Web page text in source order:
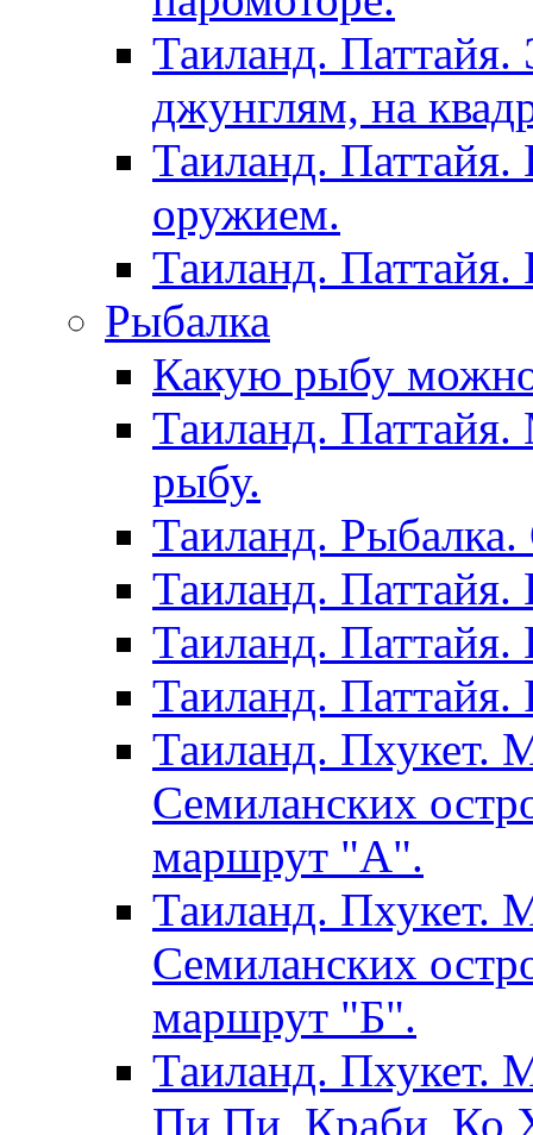
Таиланд. Паттайя.
джунглям, на
Таиланд.
оружием.
Таиланд. Паттайя.
Рыбалка
Какую рыбу
Таиланд.
рыбу.
Таиланд. Рыбалка.
Таиланд. Паттайя.
Таиланд. Паттайя.
Таиланд. Паттайя.
Таиланд. Пхукет.
Семиланских
маршрут "А".
Таиланд. Пхукет.
Семиланских
маршрут "Б".
Таиланд. Пхукет.
Пи Пи, Краби, Ко